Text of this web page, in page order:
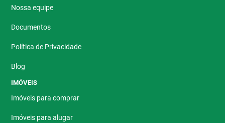
Nossa equipe
Documentos
Política de Privacidade
Blog
IMÓVEIS
Imóveis para comprar
Imóveis para alugar